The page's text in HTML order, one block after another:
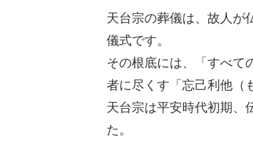
天台宗の葬儀は、故人が
儀式です。
その根底には、「すべて
者に尽くす「忘己利他（
天台宗は平安時代初期、
た。